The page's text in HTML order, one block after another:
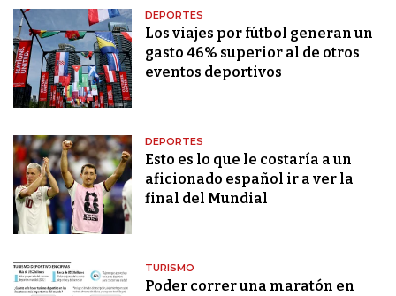
DEPORTES
Los viajes por fútbol generan un
gasto 46% superior al de otros
eventos deportivos
DEPORTES
Esto es lo que le costaría a un
aficionado español ir a ver la
final del Mundial
TURISMO
Poder correr una maratón en